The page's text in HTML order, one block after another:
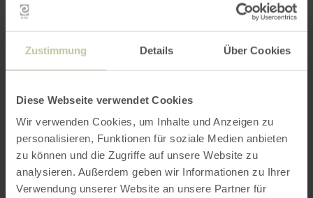
Zustimmung Details Über Cookies
Diese Webseite verwendet Cookies
Wir verwenden Cookies, um Inhalte und Anzeigen zu
personalisieren, Funktionen für soziale Medien anbieten
zu können und die Zugriffe auf unsere Website zu
analysieren. Außerdem geben wir Informationen zu Ihrer
Verwendung unserer Website an unsere Partner für
Der Eifelverein OG Waxweiler lädt zu
einer Feierabendwanderung in Waxweiler ein.
Wanderstrecke: ca. 6 - 7 km
Treffpunkt: 18.00 Uhr beim Dechant-Faber-
Haus
Wanderführerin: Rita Brandenburg, Tel. +49
(0)6554 420